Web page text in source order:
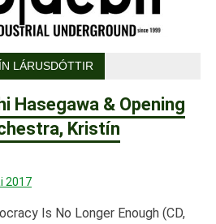
LÁRUSDÓTTIR
Hasegawa & Opening
Kristín
2017
Is No Longer Enough (CD,